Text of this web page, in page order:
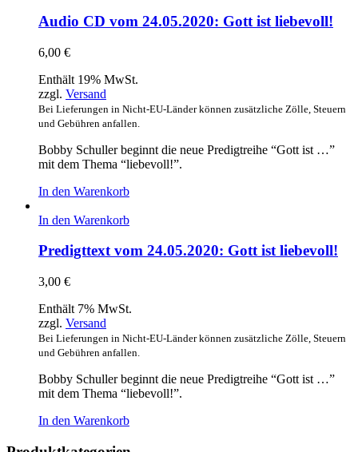
Audio CD vom 24.05.2020: Gott ist liebevoll!
6,00 €
Enthält 19% MwSt.
zzgl. Versand
Bei Lieferungen in Nicht-EU-Länder können zusätzliche Zölle, Steuern
und Gebühren anfallen.
Bobby Schuller beginnt die neue Predigtreihe “Gott ist …”
mit dem Thema “liebevoll!”.
In den Warenkorb
In den Warenkorb
Predigttext vom 24.05.2020: Gott ist liebevoll!
3,00 €
Enthält 7% MwSt.
zzgl. Versand
Bei Lieferungen in Nicht-EU-Länder können zusätzliche Zölle, Steuern
und Gebühren anfallen.
Bobby Schuller beginnt die neue Predigtreihe “Gott ist …”
mit dem Thema “liebevoll!”.
In den Warenkorb